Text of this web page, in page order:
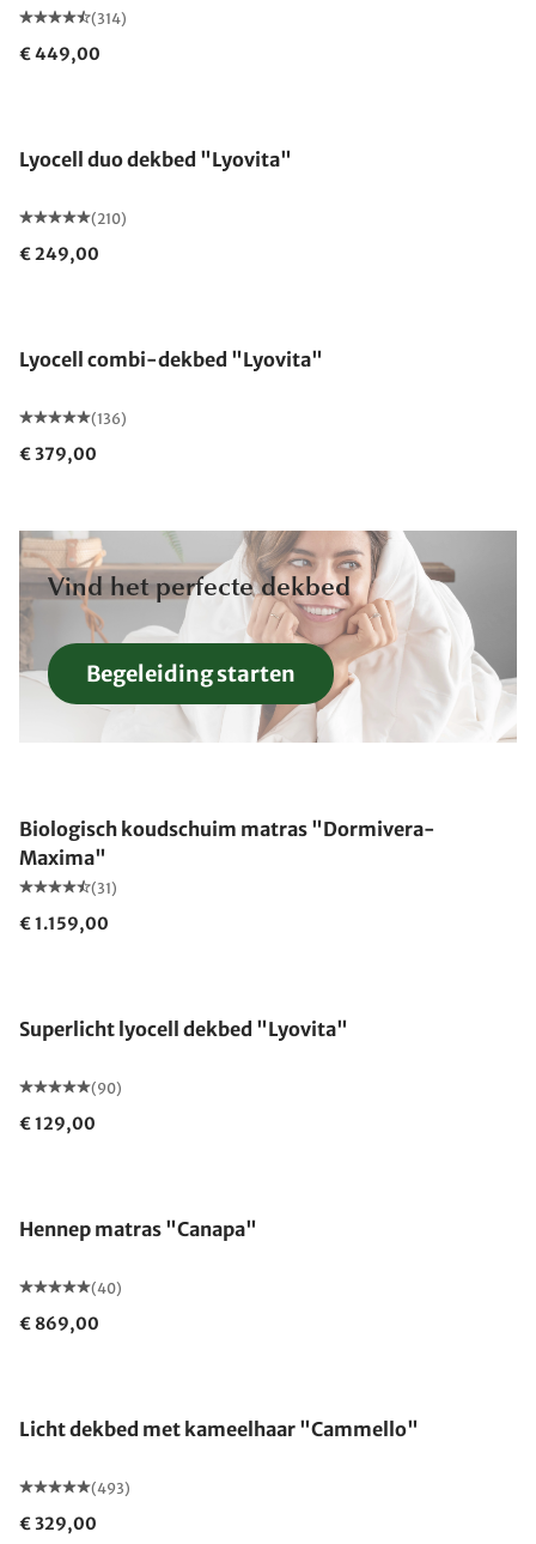
(314)
€ 449,00
Lyocell duo dekbed "Lyovita"
(210)
€ 249,00
Lyocell combi-dekbed "Lyovita"
(136)
€ 379,00
Vind het perfecte dekbed
Begeleiding starten
Biologisch koudschuim matras "Dormivera-
Maxima"
(31)
€ 1.159,00
Superlicht lyocell dekbed "Lyovita"
(90)
€ 129,00
Hennep matras "Canapa"
(40)
€ 869,00
Licht dekbed met kameelhaar "Cammello"
(493)
€ 329,00